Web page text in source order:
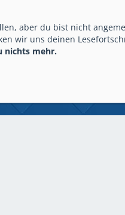
aber du bist nicht
wir uns deinen
nichts mehr.